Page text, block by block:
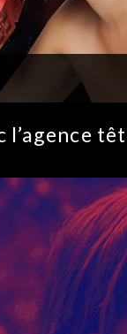
l’agence